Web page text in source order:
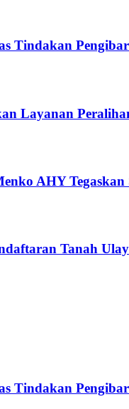
Tindakan
Layanan
AHY
Tanah
Tindakan